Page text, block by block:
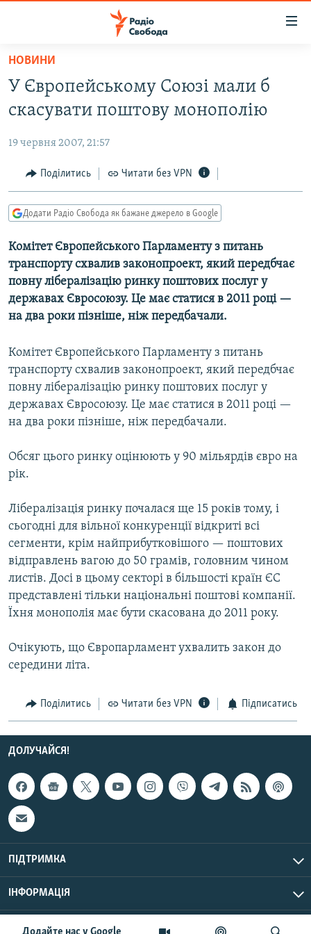
Перейти
основного
матеріалу
Перейти
до
навігації
Перейти
до
ВСЕ ЗА ДОБУ
СТАТТІ
ПОЛІТИКА
ЕКОНОМІКА
КУЛЬТУРА
СПОРТ
УКРАЇНА
СВІТ
ВІЙНА
РОСІЙСЬКА «ФІЛЬТРАЦІЯ»
КРИМ.РЕАЛІЇ
ТИ ЯК?
СХЕМИ
КИТАЙ.ВИКЛИКИ
МУЛЬТИМЕДІА
ФОТО
СПЕЦПРОЄКТИ
ПОДКАСТИ
РУС
УКР
КТАТ
ДОЛУЧАЙСЯ!
НОВИНИ
У Європейському Союзі мали б
скасувати поштову монополію
19 червня 2007, 21:57
Поділитись Читати без VPN
Додати Радіо Свобода як бажане джерело в Google
Комітет Європейського Парламенту з питань
транспорту схвалив законопроект, який передбчає
повну лібералізацію ринку поштових послуг у
державах Євросоюзу. Це має статися в 2011 році —
на два роки пізніше, ніж передбачали.
Комітет Європейського Парламенту з питань
транспорту схвалив законопроект, який передбчає
повну лібералізацію ринку поштових послуг у
державах Євросоюзу. Це має статися в 2011 році —
на два роки пізніше, ніж передбачали.
Обсяг цього ринку оцінюють у 90 мільярдів євро на
рік.
Лібералізація ринку почалася ще 15 років тому, і
сьогодні для вільної конкуренції відкриті всі
сегменти, крім найприбутковішого — поштових
відправлень вагою до 50 грамів, головним чином
листів. Досі в цьому секторі в більшості країн ЄС
представлені тільки національні поштові компанії.
Їхня монополія має бути скасована до 2011 року.
Очікують, що Європарламент ухвалить закон до
середини літа.
Поділитись Читати без VPN Підписатись
ДОЛУЧАЙСЯ!
ПІДТРИМКА
ІНФОРМАЦІЯ
© Радіо Свобода, 2026 | Усі права застережено.
UTC+3